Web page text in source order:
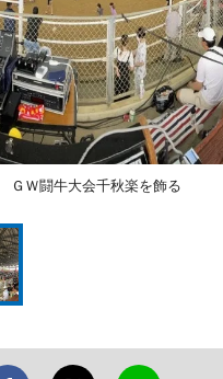
Ｗ闘牛大会千秋楽を飾る